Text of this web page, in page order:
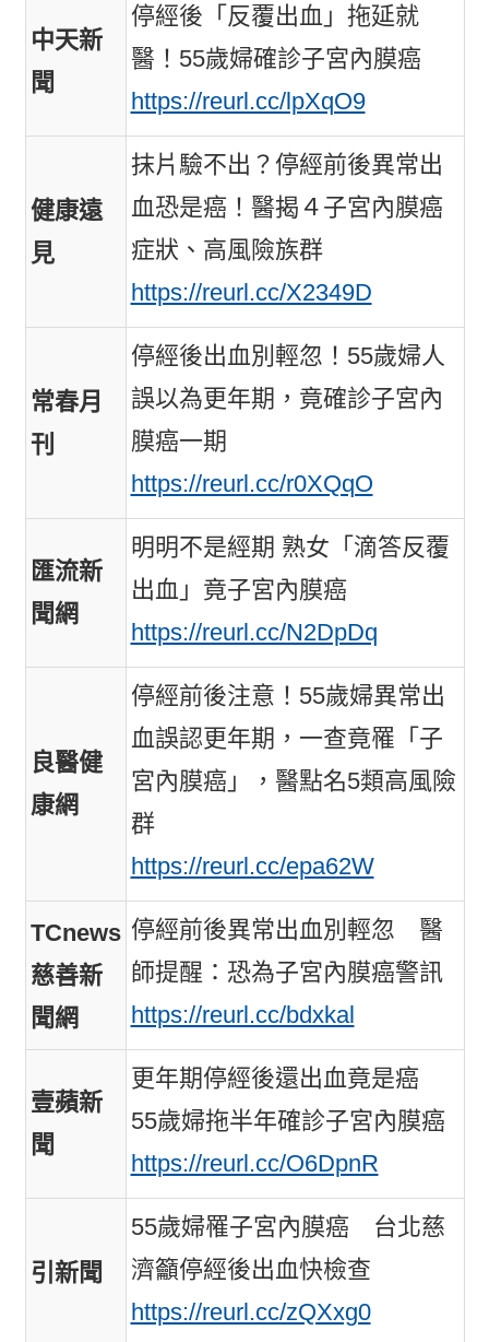
中天新
聞
停經後「反覆出血」拖延就
醫！55歲婦確診子宮內膜癌
https://reurl.cc/lpXqO9
健康遠
見
抹片驗不出？停經前後異常出
血恐是癌！醫揭４子宮內膜癌
症狀、高風險族群
https://reurl.cc/X2349D
常春月
刊
停經後出血別輕忽！55歲婦人
誤以為更年期，竟確診子宮內
膜癌一期
https://reurl.cc/r0XQqO
匯流新
聞網
明明不是經期 熟女「滴答反覆
出血」竟子宮內膜癌
https://reurl.cc/N2DpDq
良醫健
康網
停經前後注意！55歲婦異常出
血誤認更年期，一查竟罹「子
宮內膜癌」，醫點名5類高風險
群
https://reurl.cc/epa62W
TCnews
慈善新
聞網
停經前後異常出血別輕忽 醫
師提醒：恐為子宮內膜癌警訊
https://reurl.cc/bdxkal
壹蘋新
聞
更年期停經後還出血竟是癌
55歲婦拖半年確診子宮內膜癌
https://reurl.cc/O6DpnR
引新聞
55歲婦罹子宮內膜癌 台北慈
濟籲停經後出血快檢查
https://reurl.cc/zQXxg0